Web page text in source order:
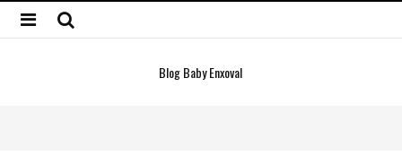
Blog Baby Enxoval